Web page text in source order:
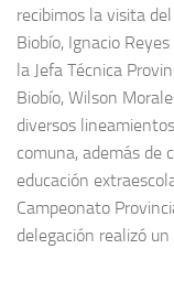
recibimos la visita
Biobío, Ignacio
la Jefa Técnica
Biobío, Wilson
diversos
comuna, además de
educación
Campeonato
delegación realizó un